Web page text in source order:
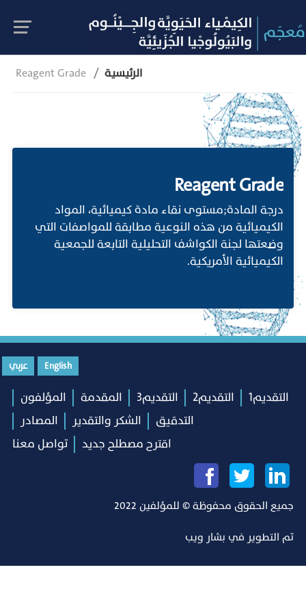
Reagent Grade الرئيسية
Reagent Grade
درجة المادة;مستوى نقاء مادة كيميائية، المواد
الكيميائية من هذه النوعية مطابقة للمواصفات التي
وضعتها لجنة الكواشف التحليلية التابعة للجمعية
الكيميائية الأمريكية.
English عربي
التقديم1 التقديم2 التقديم3 المقدمة
المؤلفون
التدقيق
الشكر والتقدير
المصادر
اقترح مصطلح جديد
تواصل معنا
جميع الحقوق محفوظة © للمؤلفين 2022
تم التطوير في بشار ويب